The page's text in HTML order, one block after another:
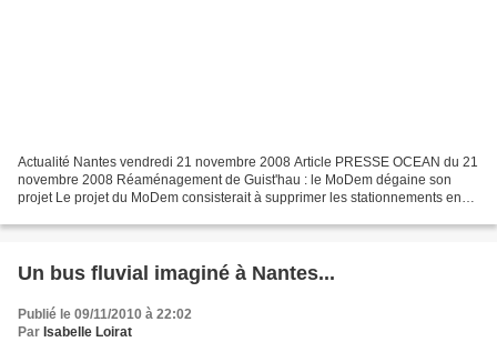
Actualité Nantes vendredi 21 novembre 2008 Article PRESSE OCEAN du 21
novembre 2008 Réaménagement de Guist'hau : le MoDem dégaine son
projet Le projet du MoDem consisterait à supprimer les stationnements en
Un bus fluvial imaginé à Nantes...
Publié le 09/11/2010 à 22:02
Par Isabelle Loirat